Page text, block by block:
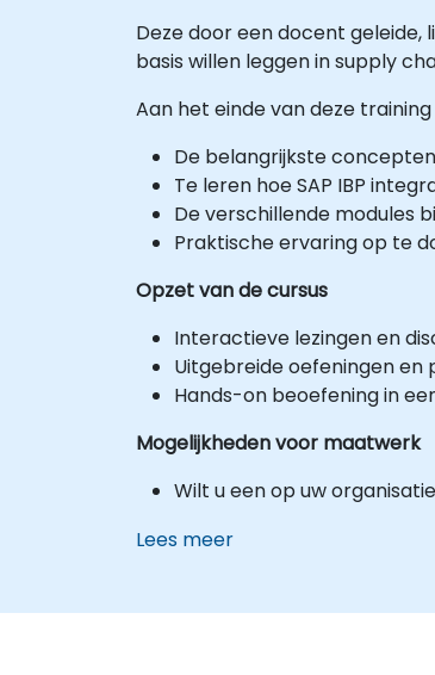
Deze door een docent
basis willen leggen in supply
Aan het einde van deze
De belangrijkste
Te leren hoe SAP IBP
De verschillende modules
Praktische ervaring op te
Opzet van de cursus
Interactieve lezingen en
Uitgebreide oefeningen
Hands-on beoefening in
Mogelijkheden voor maatwerk
Wilt u een op uw
Lees meer